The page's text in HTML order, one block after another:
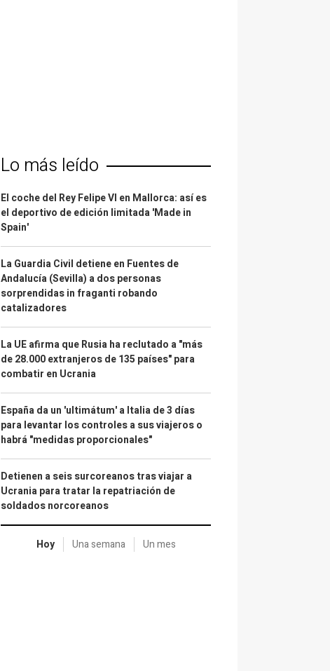
Lo más leído
El coche del Rey Felipe VI en Mallorca: así es
el deportivo de edición limitada 'Made in
Spain'
La Guardia Civil detiene en Fuentes de
Andalucía (Sevilla) a dos personas
sorprendidas in fraganti robando
catalizadores
La UE afirma que Rusia ha reclutado a "más
de 28.000 extranjeros de 135 países" para
combatir en Ucrania
España da un 'ultimátum' a Italia de 3 días
para levantar los controles a sus viajeros o
habrá "medidas proporcionales"
Detienen a seis surcoreanos tras viajar a
Ucrania para tratar la repatriación de
soldados norcoreanos
Hoy Una semana Un mes